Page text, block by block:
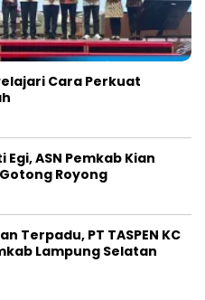
Cara Perkuat
ASN Pemkab Kian
Royong
Terpadu, PT TASPEN KC
Lampung Selatan